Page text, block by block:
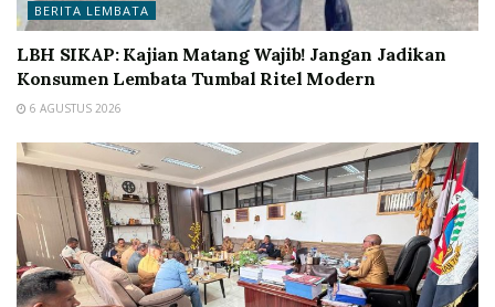
BERITA LEMBATA
LBH SIKAP: Kajian Matang Wajib! Jangan Jadikan
Konsumen Lembata Tumbal Ritel Modern
6 AGUSTUS 2026